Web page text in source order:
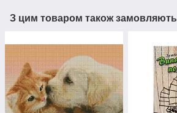
З цим товаром також замовляють